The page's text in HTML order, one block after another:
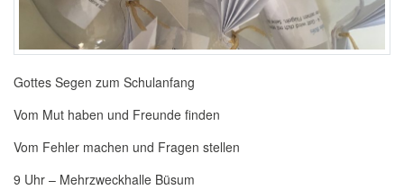
Gottes Segen zum Schulanfang
Vom Mut haben und Freunde finden
Vom Fehler machen und Fragen stellen
9 Uhr – Mehrzweckhalle Büsum